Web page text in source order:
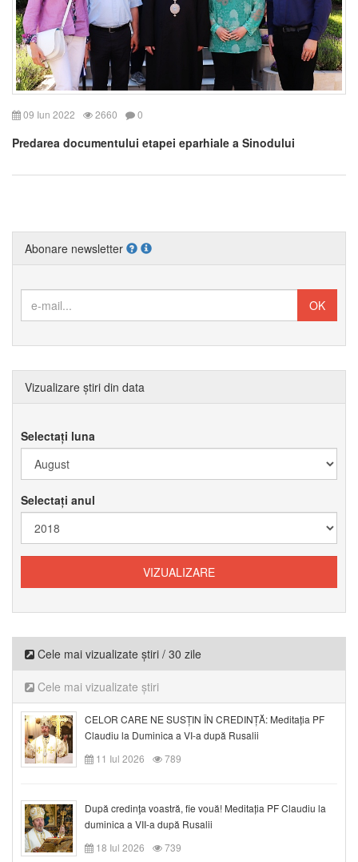
09 Iun 2022 2660 0
Predarea documentului etapei eparhiale a Sinodului
Abonare newsletter
Vizualizare știri din data
Selectați luna
Selectați anul
Cele mai vizualizate știri / 30 zile
Cele mai vizualizate știri
CELOR CARE NE SUSȚIN ÎN CREDINȚĂ: Meditația PF
Claudiu la Duminica a VI-a după Rusalii
11 Iul 2026
789
După credinţa voastră, fie vouă! Meditația PF Claudiu la
duminica a VII-a după Rusalii
18 Iul 2026
739